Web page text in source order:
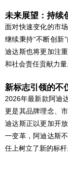
未来展望：持续
面对快速变化的市
继续秉持“不断创新
迪达斯也将更加注
和社会责任贡献力量
新标志引领的不
2026年最新款阿迪
更是其品牌理念、
迪达斯正以更加开
一变革，阿迪达斯
任上树立了新的标杆